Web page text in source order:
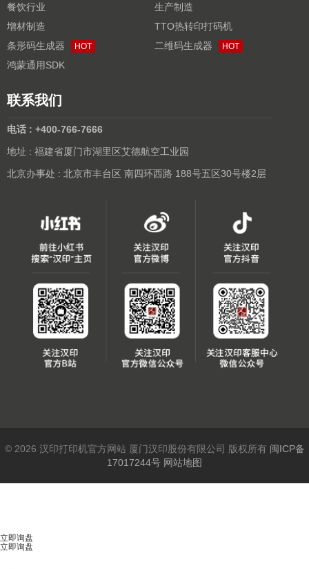
餐饮行业
生产制造
增材制造
TTO热转印打码机
条形码生成器
HOT 二维码生成器 HOT
鸿蒙通用SDK
联系我们
电话 : +400-766-7666
地址 : 福建省厦门市湖里区艾德航空工业园
北京办事处 : 北京市丰台区 南四环西路 188号五区30号楼2层
© 2026 汉印打印机官方网站 厦门汉印股份有限公司 版权所有 闽ICP备
17017244号 网站地图
立即询盘
立即询盘